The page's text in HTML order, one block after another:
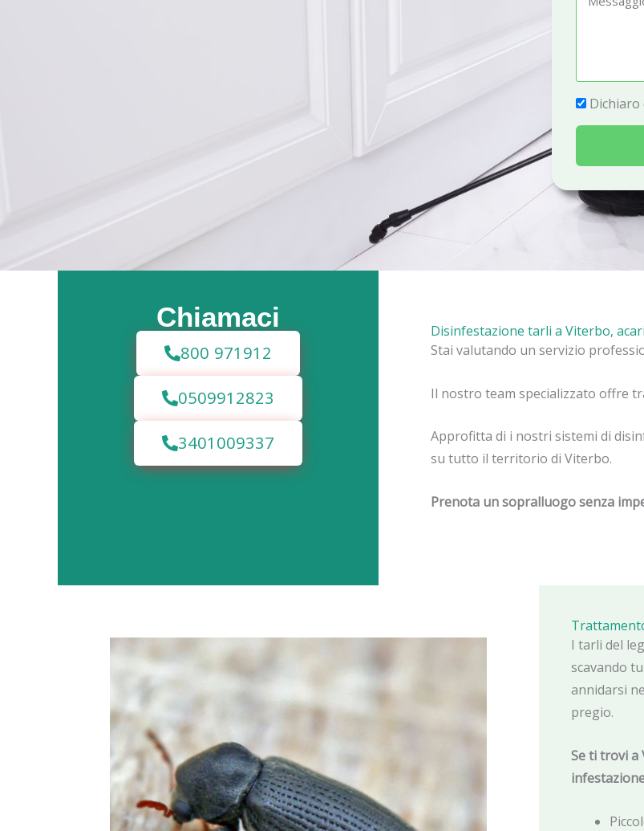
n
o
g
g
P
r
v
a
Dichiaro
Chiamaci
800 971912
0509912823
3401009337
Disinfestazione tarli a Viterbo,
Stai valutando un servizio
Il nostro team specializzato offre
Approfitta di i nostri sistemi di
su tutto il territorio di Viterbo.
Prenota un sopralluogo senza
I tarli del
scavando
annidarsi
pregio.
Se ti trovi a